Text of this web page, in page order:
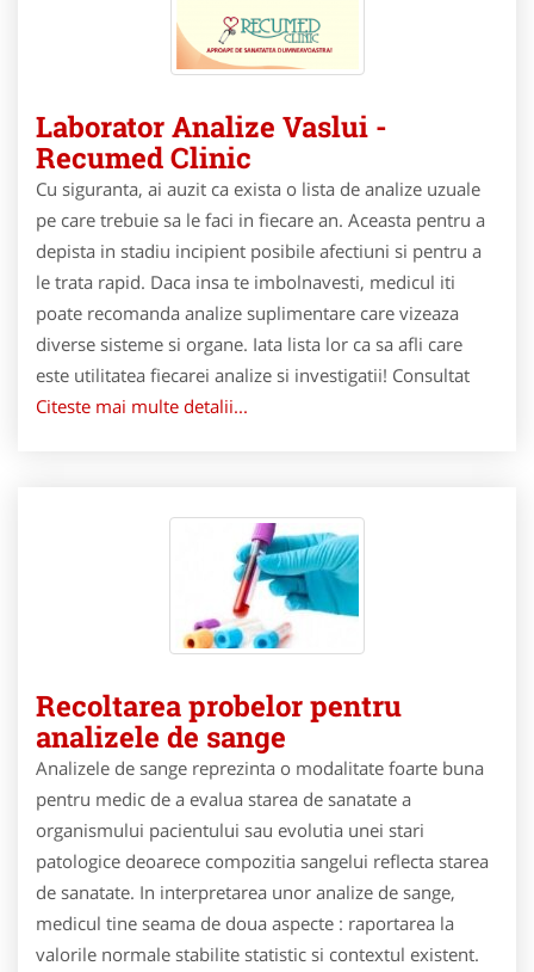
Laborator Analize Vaslui -
Recumed Clinic
Cu siguranta, ai auzit ca exista o lista de analize uzuale
pe care trebuie sa le faci in fiecare an. Aceasta pentru a
depista in stadiu incipient posibile afectiuni si pentru a
le trata rapid. Daca insa te imbolnavesti, medicul iti
poate recomanda analize suplimentare care vizeaza
diverse sisteme si organe. Iata lista lor ca sa afli care
este utilitatea fiecarei analize si investigatii! Consultat
Citeste mai multe detalii...
Recoltarea probelor pentru
analizele de sange
Analizele de sange reprezinta o modalitate foarte buna
pentru medic de a evalua starea de sanatate a
organismului pacientului sau evolutia unei stari
patologice deoarece compozitia sangelui reflecta starea
de sanatate. In interpretarea unor analize de sange,
medicul tine seama de doua aspecte : raportarea la
valorile normale stabilite statistic si contextul existent.